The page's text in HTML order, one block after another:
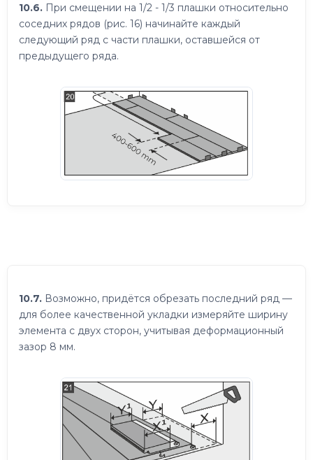
10.6. При смещении на 1/2 - 1/3 плашки относительно
соседних рядов (рис. 16) начинайте каждый
следующий ряд с части плашки, оставшейся от
предыдущего ряда.
10.7. Возможно, придётся обрезать последний ряд —
для более качественной укладки измеряйте ширину
элемента с двух сторон, учитывая деформационный
зазор 8 мм.